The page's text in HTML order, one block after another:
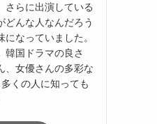
さらに出演している
どんな人なんだろう
なっていました。
韓国ドラマの良さ
、女優さんの多彩な
くの人に知っても